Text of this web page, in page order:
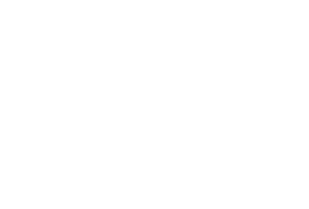
です。
ありません。
です。
ず変更すること